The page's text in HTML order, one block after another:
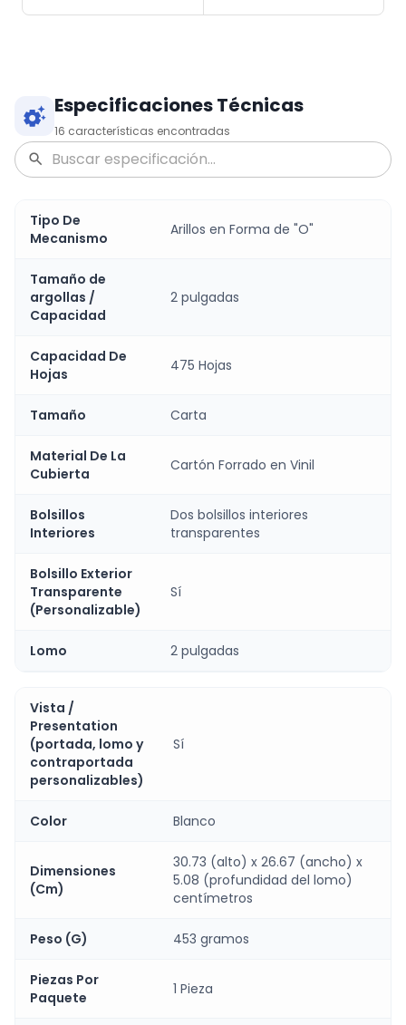
Especificaciones Técnicas
16 características encontradas
Tipo De
Mecanismo
Arillos en Forma de "O"
Tamaño de
argollas /
Capacidad
2 pulgadas
Capacidad De
Hojas
475 Hojas
Tamaño Carta
Material De La
Cubierta
Cartón Forrado en Vinil
Bolsillos
Interiores
Dos bolsillos interiores
transparentes
Bolsillo Exterior
Transparente
(Personalizable)
Sí
Lomo 2 pulgadas
Vista /
Presentation
(portada, lomo y
contraportada
personalizables)
Sí
Color Blanco
Dimensiones
(Cm)
30.73 (alto) x 26.67 (ancho) x
5.08 (profundidad del lomo)
centímetros
Peso (G) 453 gramos
Piezas Por
Paquete
1 Pieza